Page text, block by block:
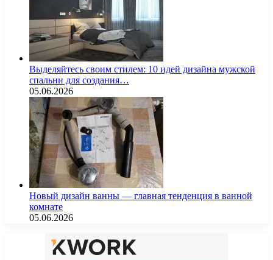
Выделяйтесь своим стилем: 10 идей дизайна мужской
спальни для создания…
05.06.2026
Новый дизайн ванны — главная тенденция в ванной
комнате
05.06.2026